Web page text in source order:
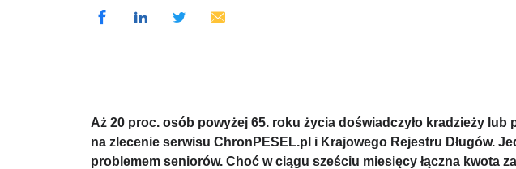
Aż 20 proc. osób powyżej 65. roku życia doświadczyło kradzieży
na zlecenie serwisu ChronPESEL.pl i Krajowego Rejestru Długów.
problemem seniorów. Choć w ciągu sześciu miesięcy łączna kwota